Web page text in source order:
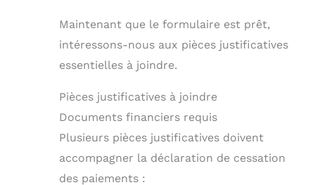
Maintenant que le formulaire est prêt,
intéressons-nous aux pièces justificatives
essentielles à joindre.
Pièces justificatives à joindre
Documents financiers requis
Plusieurs pièces justificatives doivent
accompagner la déclaration de cessation
des paiements :